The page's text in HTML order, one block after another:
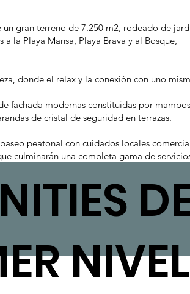
gran terreno de 7.250 m2, rodeado de
la Playa Mansa, Playa Brava y al Bosque,
donde el relax y la conexión con uno
fachada modernas constituidas por
de cristal de seguridad en terrazas.
peatonal con cuidados locales
culminarán una completa gama de
NIVEL